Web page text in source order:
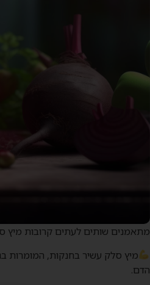
מתאמנים שותים לעתים קרובות מיץ
הדם.